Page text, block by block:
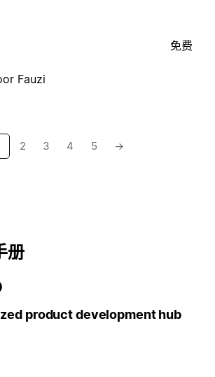
Fauzi
免费
2 3 4 5 →
册
product development hub